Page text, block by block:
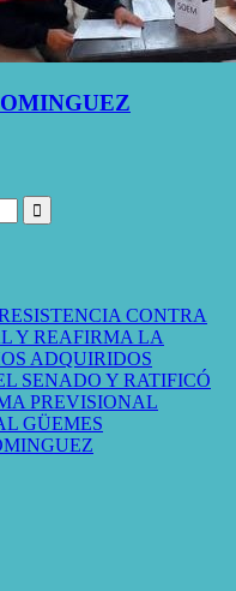
CONTRA
Y REAFIRMA LA
ADQUIRIDOS
SENADO Y RATIFICÓ
PREVISIONAL
GÜEMES